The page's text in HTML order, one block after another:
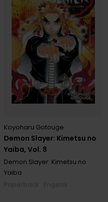
Demon Slayer: Kimetsu no
Yaiba, Vol. 8
Koyoharu Gotouge
Demon Slayer: Kimetsu no
Yaiba